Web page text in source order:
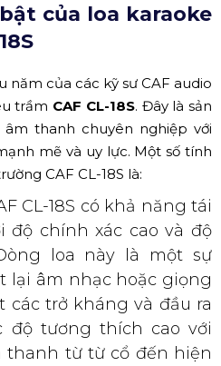
của loa karaoke
năm của các kỹ sư CAF audio
trầm CAF CL-18S. Đây là sản
thanh chuyên nghiệp với
mẽ và uy lực. Một số tính
CAF CL-18S là:
CL-18S có khả năng tái
độ chính xác cao và độ
loa này là một sự
lại âm nhạc hoặc giọng
các trở kháng và đầu ra
độ tương thích cao với
thanh từ từ cổ đến hiện